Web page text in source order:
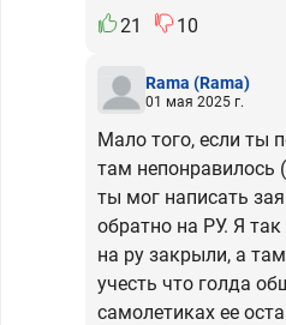
21
10
Rama (Rama)
01 мая 2025 г.
Мало того, если ты
там непонравилось
ты мог написать
обратно на РУ. Я
на ру закрыли, а
учесть что голда
самолетиках ее